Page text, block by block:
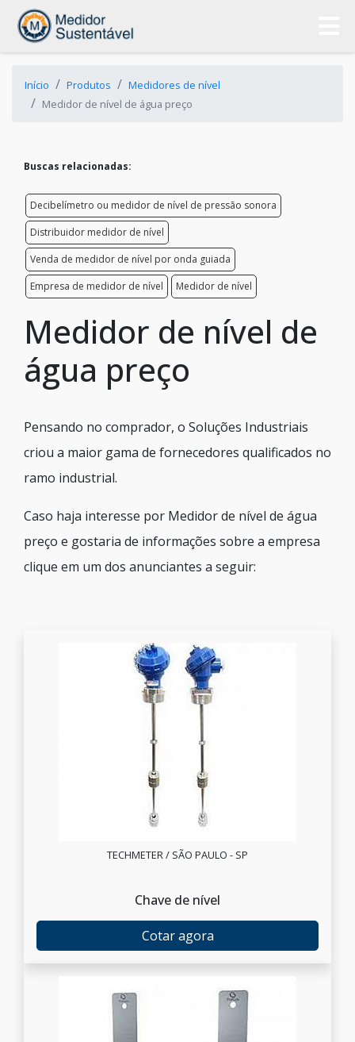
Início Produtos
Medidores de nível
Medidor de nível de água preço
Buscas relacionadas:
Decibelímetro ou medidor de nível de pressão sonora
Distribuidor medidor de nível
Venda de medidor de nível por onda guiada
Empresa de medidor de nível
Medidor de nível
Medidor de nível de
água preço
Pensando no comprador, o Soluções Industriais
criou a maior gama de fornecedores qualificados no
ramo industrial.
Caso haja interesse por Medidor de nível de água
preço e gostaria de informações sobre a empresa
clique em um dos anunciantes a seguir:
TECHMETER / SÃO PAULO - SP
Chave de nível
Cotar agora